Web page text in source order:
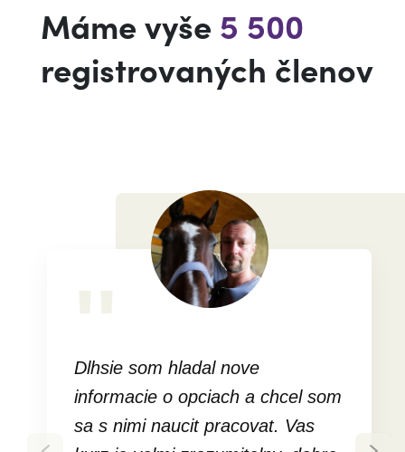
Máme vyše 5 500
registrovaných členov
''
Dlhsie som hladal nove
informacie o opciach a chcel som
sa s nimi naucit pracovat. Vas